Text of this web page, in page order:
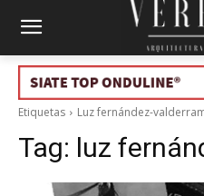
Etiquetas Luz fernández-
Tag: luz